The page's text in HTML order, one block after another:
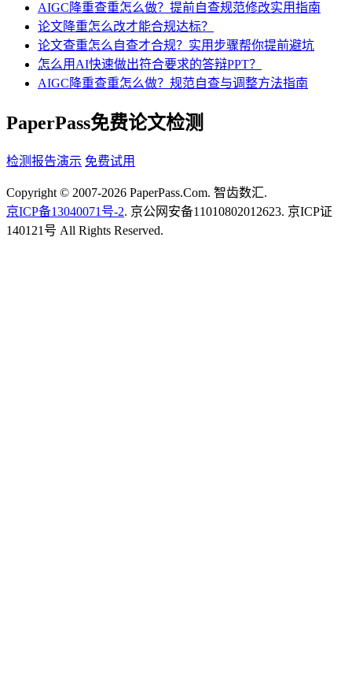
AIGC降重查重怎么做？提前自查规范修改实用指南
论文降重怎么改才能合规达标？
论文查重怎么自查才合规？实用步骤帮你提前避坑
怎么用AI快速做出符合要求的答辩PPT？
AIGC降重查重怎么做？规范自查与调整方法指南
PaperPass免费论文检测
检测报告演示 免费试用
Copyright © 2007-2026 PaperPass.Com. 智齿数汇.
京ICP备13040071号-2. 京公网安备11010802012623. 京ICP证
140121号 All Rights Reserved.